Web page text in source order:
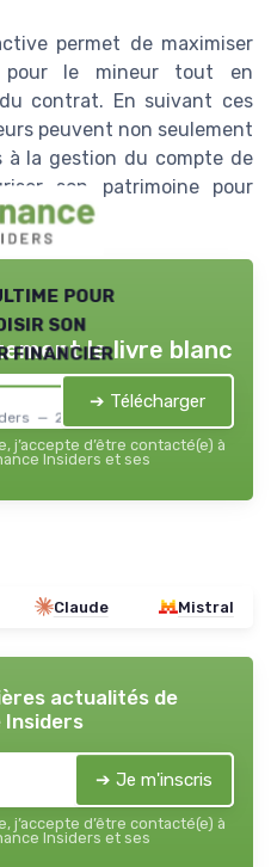
permet de maximiser
pour le mineur tout en
contrat. En suivant ces
peuvent non seulement
à la gestion du compte de
son patrimoine pour
pour
son
financier
— 2026
le livre blanc
➔ Télécharger
j’accepte d’être contacté(e) à
Insiders et ses
Claude Mistral
actualités de
Insiders
➔ Je m'inscris
j’accepte d’être contacté(e) à
Insiders et ses